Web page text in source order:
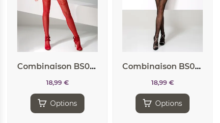
Combinaison BS046 – Rouge
18,99 €
Options
Combinaison BS049 – Noir
18,99 €
Options